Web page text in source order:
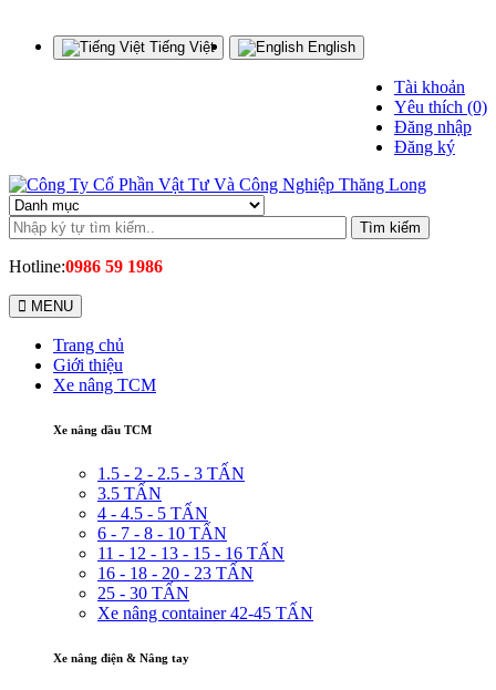
Tiếng Việt English
Tài khoản
Yêu thích (0)
Đăng nhập
Đăng ký
Tìm kiếm
Hotline:0986 59 1986
MENU
Trang chủ
Giới thiệu
Xe nâng TCM
Xe nâng dầu TCM
1.5 - 2 - 2.5 - 3 TẤN
3.5 TẤN
4 - 4.5 - 5 TẤN
6 - 7 - 8 - 10 TẤN
11 - 12 - 13 - 15 - 16 TẤN
16 - 18 - 20 - 23 TẤN
25 - 30 TẤN
Xe nâng container 42-45 TẤN
Xe nâng điện & Nâng tay